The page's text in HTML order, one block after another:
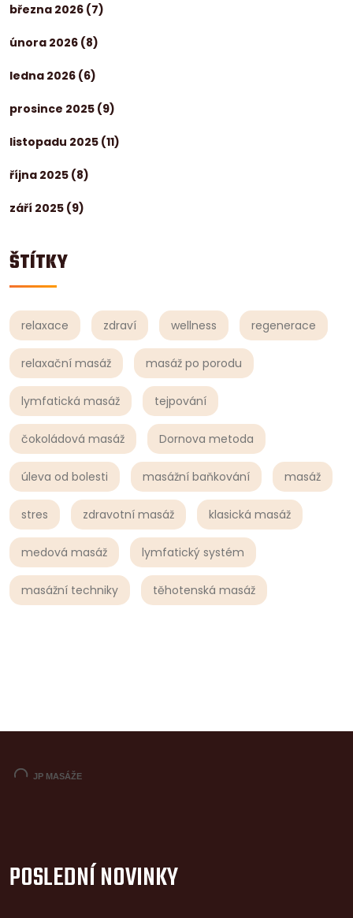
března 2026 (7)
února 2026 (8)
ledna 2026 (6)
prosince 2025 (9)
listopadu 2025 (11)
října 2025 (8)
září 2025 (9)
ŠTÍTKY
relaxace zdraví wellness regenerace
relaxační masáž masáž po porodu
lymfatická masáž tejpování
čokoládová masáž Dornova metoda
úleva od bolesti masážní baňkování masáž
stres zdravotní masáž klasická masáž
medová masáž lymfatický systém
masážní techniky těhotenská masáž
POSLEDNÍ NOVINKY